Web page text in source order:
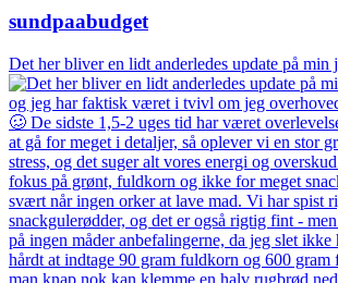
sundpaabudget
Det her bliver en lidt anderledes update på min j